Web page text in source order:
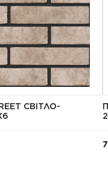
СВІТЛО-